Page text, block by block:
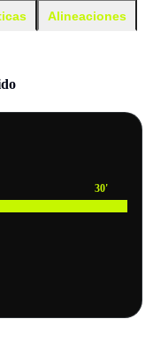
Alineaciones
30'